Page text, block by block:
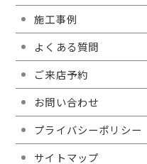
施工事例
よくある質問
ご来店予約
お問い合わせ
プライバシーポリシー
サイトマップ